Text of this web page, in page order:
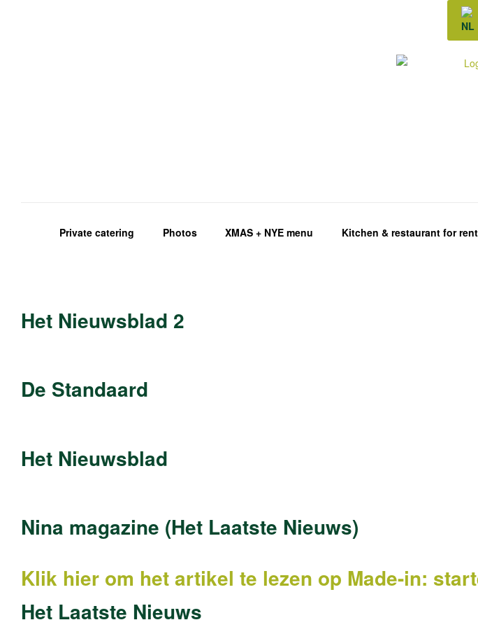
NL
Private catering Photos XMAS + NYE menu Kitchen & restaurant for rent
Het Nieuwsblad 2
De Standaard
Het Nieuwsblad
Nina magazine (Het Laatste Nieuws)
Klik hier om het artikel te lezen op Made-in:
Het Laatste Nieuws